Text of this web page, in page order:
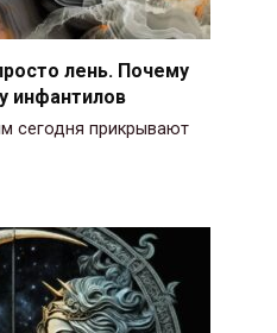
лень. Почему
инфантилов
сегодня прикрывают